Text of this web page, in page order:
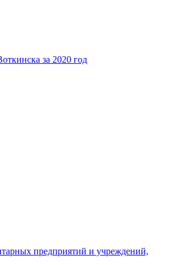
за 2020 год
предприятий и учреждений,